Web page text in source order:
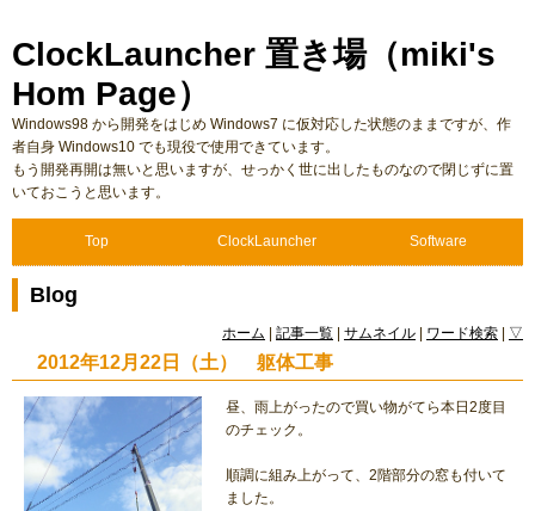
ClockLauncher 置き場（miki's
Hom Page）
Windows98 から開発をはじめ Windows7 に仮対応した状態のままですが、作
者自身 Windows10 でも現役で使用できています。
もう開発再開は無いと思いますが、せっかく世に出したものなので閉じずに置
いておこうと思います。
Top ClockLauncher Software
Blog
ホーム 記事一覧 サムネイル ワード検索 ▽
2012年12月22日（土） 躯体工事
昼、雨上がったので買い物がてら本日2度目
のチェック。
順調に組み上がって、2階部分の窓も付いて
ました。